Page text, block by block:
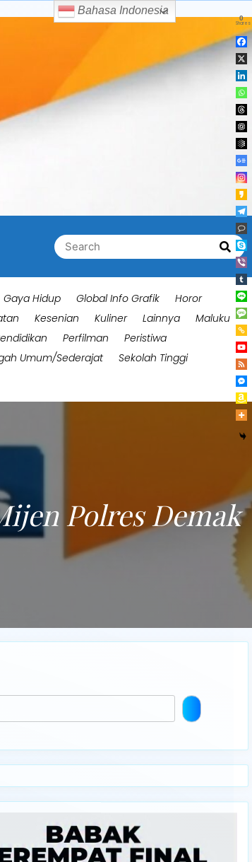
Search
for:
Gaya Hidup Global Info Grafik
Horor
Kesenian Kuliner Lainnya
Maluku
Perfilman
Peristiwa
Umum/Sederajat
Sekolah Tinggi
Polres Demak
0
Shares
Bahasa Indonesia